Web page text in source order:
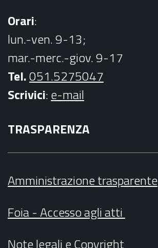
Orari:
lun.-ven. 9-13;
mar.-merc.-giov. 9-17
Tel.051.5275047
Scrivici:e-mail
TRASPARENZA
Amministrazione trasparente
Foia - Accesso agli atti
Note legalieCopyright